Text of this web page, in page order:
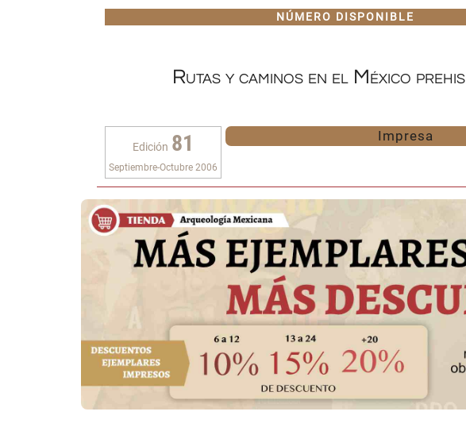
NÚMERO DISPONIBLE
Rutas y caminos en el México
Edición 81
Septiembre-Octubre 2006
Impresa